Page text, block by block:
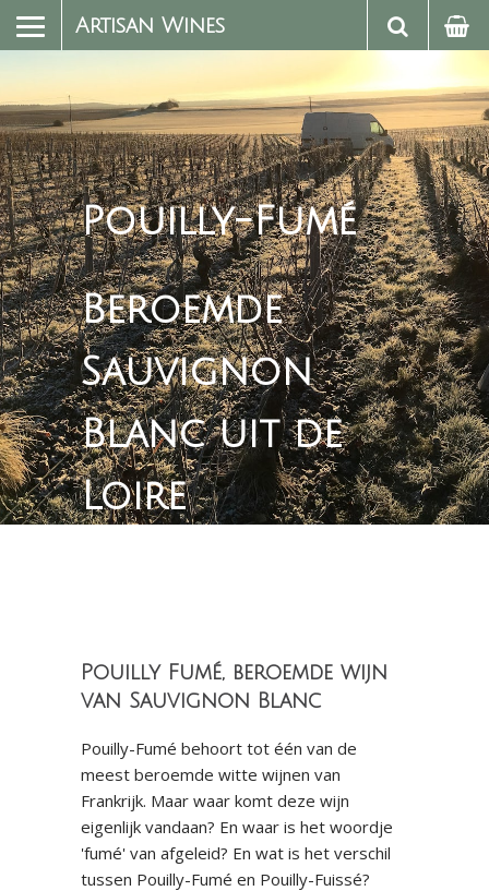
Artisan Wines
Pouilly-Fumé
Beroemde
Sauvignon
Blanc uit de
Loire
Pouilly Fumé, beroemde wijn
van Sauvignon Blanc
Pouilly-Fumé behoort tot één van de
meest beroemde witte wijnen van
Frankrijk. Maar waar komt deze wijn
eigenlijk vandaan? En waar is het woordje
'fumé' van afgeleid? En wat is het verschil
tussen Pouilly-Fumé en Pouilly-Fuissé?